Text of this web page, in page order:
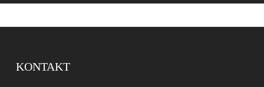
KONTAKT